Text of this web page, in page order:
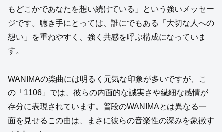
もどこかであなたを想い続けている」という強いメッセー
ジです。聴き手にとっては、誰にでもある「大切な人への
想い」を重ねやすく、強く共感を呼ぶ構成になっていま
す。
WANIMAの楽曲には明るく元気な印象が多いですが、こ
の「1106」では、彼らの内面的な誠実さや繊細な感情が
存分に表現されています。普段のWANIMAとは異なる一
面を見せるこの曲は、まさに彼らの音楽性の深みを象徴す